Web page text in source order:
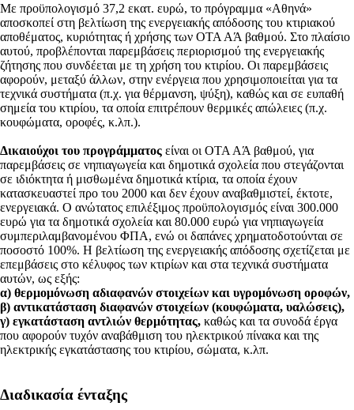
Με προϋπολογισμό 37,2 εκατ. ευρώ, το πρόγραμμα «Αθηνά»
αποσκοπεί στη βελτίωση της ενεργειακής απόδοσης του κτιριακού
αποθέματος, κυριότητας ή χρήσης των ΟΤΑ ΑΆ βαθμού. Στο πλαίσιο
αυτού, προβλέπονται παρεμβάσεις περιορισμού της ενεργειακής
ζήτησης που συνδέεται με τη χρήση του κτιρίου. Οι παρεμβάσεις
αφορούν, μεταξύ άλλων, στην ενέργεια που χρησιμοποιείται για τα
τεχνικά συστήματα (π.χ. για θέρμανση, ψύξη), καθώς και σε ευπαθή
σημεία του κτιρίου, τα οποία επιτρέπουν θερμικές απώλειες (π.χ.
κουφώματα, οροφές, κ.λπ.).
Δικαιούχοι του προγράμματος είναι οι ΟΤΑ ΑΆ βαθμού, για
παρεμβάσεις σε νηπιαγωγεία και δημοτικά σχολεία που στεγάζονται
σε ιδιόκτητα ή μισθωμένα δημοτικά κτίρια, τα οποία έχουν
κατασκευαστεί προ του 2000 και δεν έχουν αναβαθμιστεί, έκτοτε,
ενεργειακά. Ο ανώτατος επιλέξιμος προϋπολογισμός είναι 300.000
ευρώ για τα δημοτικά σχολεία και 80.000 ευρώ για νηπιαγωγεία
συμπεριλαμβανομένου ΦΠΑ, ενώ οι δαπάνες χρηματοδοτούνται σε
ποσοστό 100%. Η βελτίωση της ενεργειακής απόδοσης σχετίζεται με
επεμβάσεις στο κέλυφος των κτιρίων και στα τεχνικά συστήματα
αυτών, ως εξής:
α) θερμομόνωση αδιαφανών στοιχείων και υγρομόνωση οροφών,
β) αντικατάσταση διαφανών στοιχείων (κουφώματα, υαλώσεις),
γ) εγκατάσταση αντλιών θερμότητας, καθώς και τα συνοδά έργα
που αφορούν τυχόν αναβάθμιση του ηλεκτρικού πίνακα και της
ηλεκτρικής εγκατάστασης του κτιρίου, σώματα, κ.λπ.
Διαδικασία ένταξης